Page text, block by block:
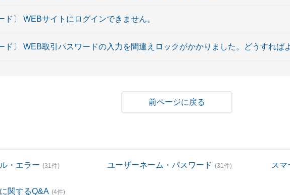
ド〕 WEBサイトにログインできません。
ド〕 WEB取引パスワードの入力を間違えロックがかかりました。どうすれば
戻る
・エラー (31件) ユーザーネーム・パスワード (31件) スマ
関するQ&A (4件)